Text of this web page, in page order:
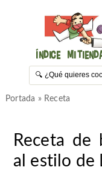
Índice Mi
Portada » Receta
Receta de
al estilo de